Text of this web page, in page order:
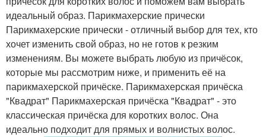
идеальный образ. Парикмахерские прически
Парикмахерские прически - отличный выбор для тех, кто
хочет изменить свой образ, но не готов к резким
изменениям. Вы можете выбрать любую из причёсок,
которые мы рассмотрим ниже, и применить её на
парикмахерской причёске. Парикмахерская причёска
"Квадрат" Парикмахерская причёска "Квадрат" - это
классическая причёска для коротких волос. Она
идеально подходит для прямых и волнистых волос.